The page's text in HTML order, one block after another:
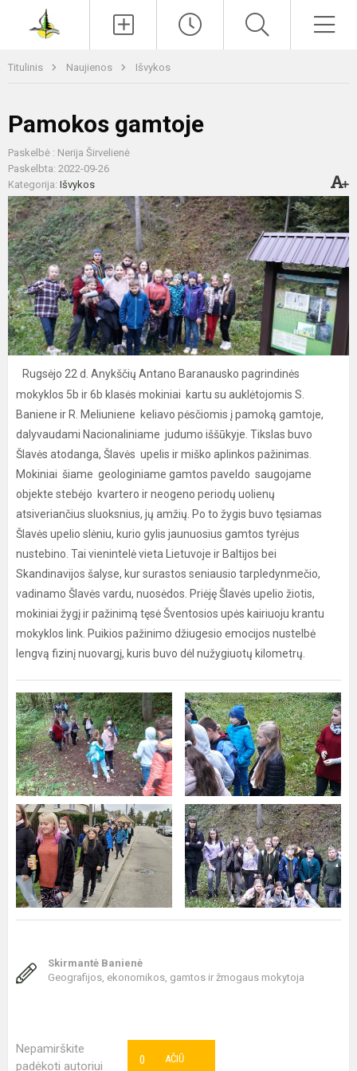
Titulinis Naujienos Išvykos
Pamokos gamtoje
Paskelbė : Nerija Širvelienė
Paskelbta: 2022-09-26
Kategorija: Išvykos
Rugsėjo 22 d. Anykščių Antano Baranausko pagrindinės
mokyklos 5b ir 6b klasės mokiniai kartu su auklėtojomis S.
Baniene ir R. Meliuniene keliavo pėsčiomis į pamoką gamtoje,
dalyvaudami Nacionaliniame judumo iššūkyje. Tikslas buvo
Šlavės atodanga, Šlavės upelis ir miško aplinkos pažinimas.
Mokiniai šiame geologiniame gamtos paveldo saugojame
objekte stebėjo kvartero ir neogeno periodų uolienų
atsiveriančius sluoksnius, jų amžių. Po to žygis buvo tęsiamas
Šlavės upelio slėniu, kurio gylis jaunuosius gamtos tyrėjus
nustebino. Tai vienintelė vieta Lietuvoje ir Baltijos bei
Skandinavijos šalyse, kur surastos seniausio tarpledynmečio,
vadinamo Šlavės vardu, nuosėdos. Priėję Šlavės upelio žiotis,
mokiniai žygį ir pažinimą tęsė Šventosios upės kairiuoju krantu
mokyklos link. Puikios pažinimo džiugesio emocijos nustelbė
lengvą fizinį nuovargį, kuris buvo dėl nužygiuotų kilometrų.
Skirmantė Banienė
Geografijos, ekonomikos, gamtos ir žmogaus mokytoja
Nepamirškite
padėkoti autoriui
AČIŪ
0